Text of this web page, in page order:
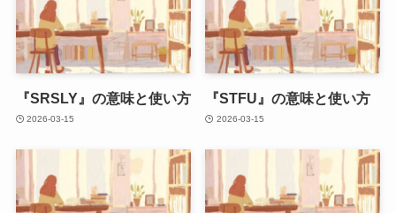
『SRSLY』の意味と使い方
2026-03-15
『STFU』の意味と使い方
2026-03-15